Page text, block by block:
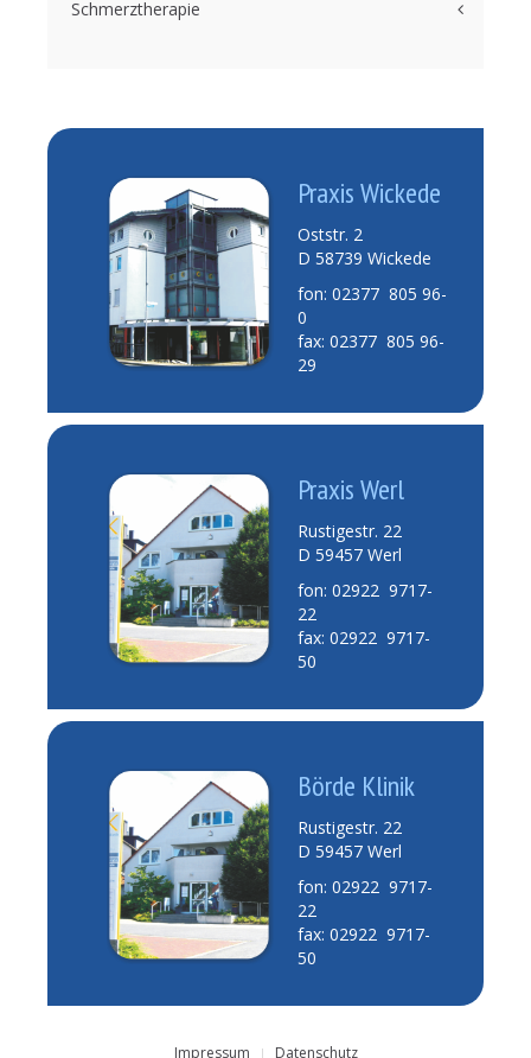
Schmerztherapie
Praxis Wickede
Oststr. 2
D 58739 Wickede
fon: 02377 805 96-
0
fax: 02377 805 96-
29
Praxis Werl
Rustigestr. 22
D 59457 Werl
fon: 02922 9717-
22
fax: 02922 9717-
50
Börde Klinik
Rustigestr. 22
D 59457 Werl
fon: 02922 9717-
22
fax: 02922 9717-
50
Impressum Datenschutz